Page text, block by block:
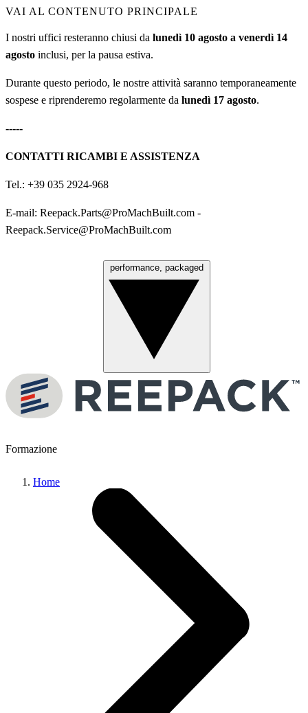
VAI AL CONTENUTO PRINCIPALE
I nostri uffici resteranno chiusi da lunedì 10 agosto a venerdì 14
agosto inclusi, per la pausa estiva.
Durante questo periodo, le nostre attività saranno temporaneamente
sospese e riprenderemo regolarmente da lunedì 17 agosto.
-----
CONTATTI RICAMBI E ASSISTENZA
Tel.: +39 035 2924-968
E-mail: Reepack.Parts@ProMachBuilt.com -
Reepack.Service@ProMachBuilt.com
performance, packaged
Formazione
Home